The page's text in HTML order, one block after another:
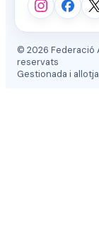
© 2026 Federació
reservats
Gestionada i